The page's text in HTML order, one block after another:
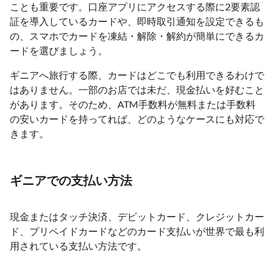
ことも重要です。口座アプリにアクセスする際に2要素認
証を導入しているカードや、即時取引通知を設定できるも
の、スマホでカードを凍結・解除・解約が簡単にできるカ
ードを選びましょう。
ギニアへ旅行する際、カードはどこでも利用できるわけで
はありません。一部のお店では未だ、現金払いを好むこと
があります。そのため、ATM手数料が無料または手数料
の安いカードを持ってれば、どのようなケースにも対応で
きます。
ギニアでの支払い方法
現金またはタッチ決済、デビットカード、クレジットカー
ド、プリペイドカードなどのカード支払いが世界で最も利
用されている支払い方法です。